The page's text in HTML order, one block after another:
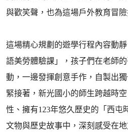
與歡笑聲，也為這場戶外教育冒
這場精心規劃的遊學行程內容動
語美勞體驗課」，孩子們在老師
動，一邊發揮創意手作，自製出
緊接著，新光國小的師生跨越時
性、擁有123年悠久歷史的「西屯
文物與歷史故事中，深刻感受在